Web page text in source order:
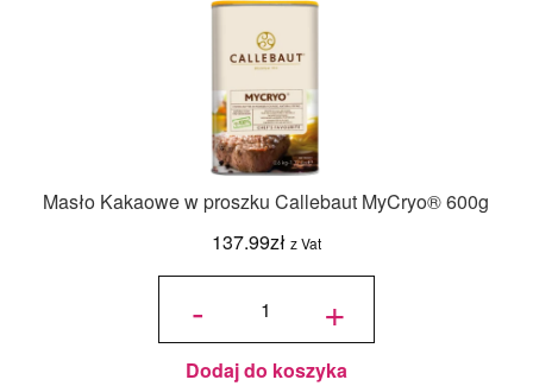
Masło Kakaowe w proszku Callebaut MyCryo® 600g
137.99zł z Vat
-
ilość
w
proszku
Callebaut
MyCryo®
600g
+
Dodaj do koszyka